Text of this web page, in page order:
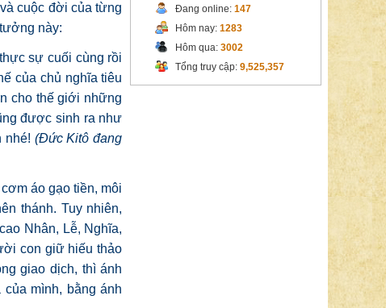
cuộc đời của từng
này:
sự cuối cùng rồi
của chủ nghĩa tiêu
cho thế giới những
được sinh ra như
nhé! (Đức Kitô đang
áo gạo tiền, môi
thánh. Tuy nhiên,
Nhân, Lễ, Nghĩa,
con giữ hiếu thảo
giao dịch, thì ánh
mình, bằng ánh
Đang online:147
Hôm nay:1283
Hôm qua:3002
Tổng truy cập:9,525,357